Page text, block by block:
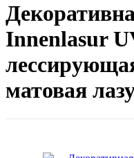
Innenlasur
матовая